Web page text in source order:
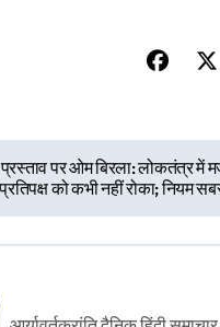
पर ओम बिरला: लोकतंत्र में
को कभी नहीं रोका; नियम